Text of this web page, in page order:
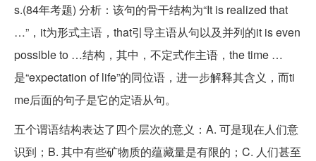
s.(84年考题) 分析：该句的骨干结构为“It is realized that
…”，it为形式主语，that引导主语从句以及并列的it is even
possible to …结构，其中，不定式作主语，the time …
是“expectation of life”的同位语，进一步解释其含义，而ti
me后面的句子是它的定语从句。
五个谓语结构表达了四个层次的意义：A. 可是现在人们意
识到；B. 其中有些矿物质的蕴藏量是有限的；C. 人们甚至